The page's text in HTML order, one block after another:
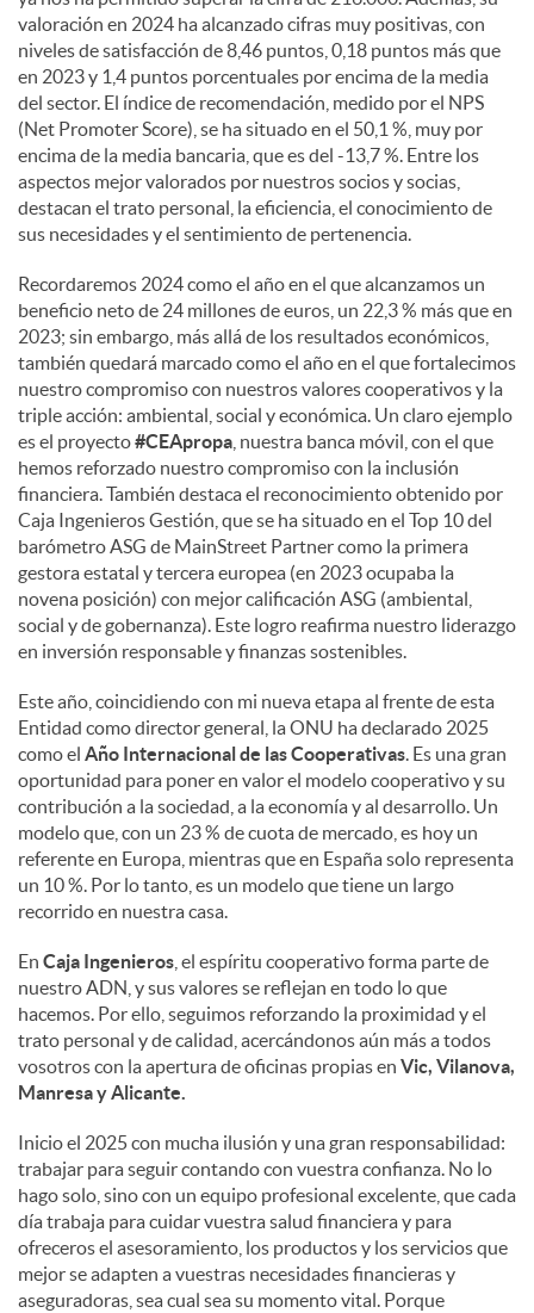
e
s
valoración en 2024 ha alcanzado cifras muy positivas, con
niveles de satisfacción de 8,46 puntos, 0,18 puntos más que
en 2023 y 1,4 puntos porcentuales por encima de la media
del sector. El índice de recomendación, medido por el NPS
(Net Promoter Score), se ha situado en el 50,1 %, muy por
encima de la media bancaria, que es del -13,7 %. Entre los
aspectos mejor valorados por nuestros socios y socias,
destacan el trato personal, la eficiencia, el conocimiento de
sus necesidades y el sentimiento de pertenencia.
Recordaremos 2024 como el año en el que alcanzamos un
beneficio neto de 24 millones de euros, un 22,3 % más que en
2023; sin embargo, más allá de los resultados económicos,
también quedará marcado como el año en el que fortalecimos
nuestro compromiso con nuestros valores cooperativos y la
triple acción: ambiental, social y económica. Un claro ejemplo
es el proyecto#CEApropa , nuestra banca móvil, con el que
hemos reforzado nuestro compromiso con la inclusión
financiera. También destaca el reconocimiento obtenido por
Caja Ingenieros Gestión, que se ha situado en el Top 10 del
barómetro ASG de MainStreet Partner como la primera
gestora estatal y tercera europea (en 2023 ocupaba la
novena posición) con mejor calificación ASG (ambiental,
social y de gobernanza). Este logro reafirma nuestro liderazgo
en inversión responsable y finanzas sostenibles.
Este año, coincidiendo con mi nueva etapa al frente de esta
Entidad como director general, la ONU ha declarado 2025
como el Año Internacional de las Cooperativas. Es una gran
oportunidad para poner en valor el modelo cooperativo y su
contribución a la sociedad, a la economía y al desarrollo. Un
modelo que, con un 23 % de cuota de mercado, es hoy un
referente en Europa, mientras que en España solo representa
un 10 %. Por lo tanto, es un modelo que tiene un largo
recorrido en nuestra casa.
En Caja Ingenieros , el espíritu cooperativo forma parte de
nuestro ADN, y sus valores se reflejan en todo lo que
hacemos. Por ello, seguimos reforzando la proximidad y el
trato personal y de calidad, acercándonos aún más a todos
vosotros con la apertura de oficinas propias en Vic, Vilanova,
Manresa y Alicante.
Inicio el 2025 con mucha ilusión y una gran responsabilidad:
trabajar para seguir contando con vuestra confianza. No lo
hago solo, sino con un equipo profesional excelente, que cada
día trabaja para cuidar vuestra salud financiera y para
ofreceros el asesoramiento, los productos y los servicios que
mejor se adapten a vuestras necesidades financieras y
aseguradoras, sea cual sea su momento vital. Porque